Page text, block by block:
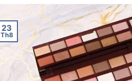
23
Th8